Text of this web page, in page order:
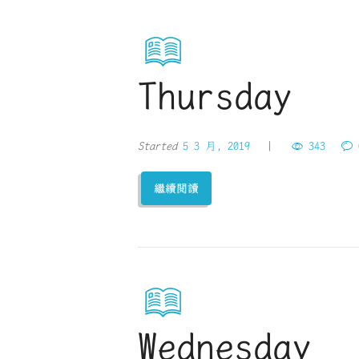
Thursday
Started 5 3 月, 2019 343
繼續閱讀
Wednesday